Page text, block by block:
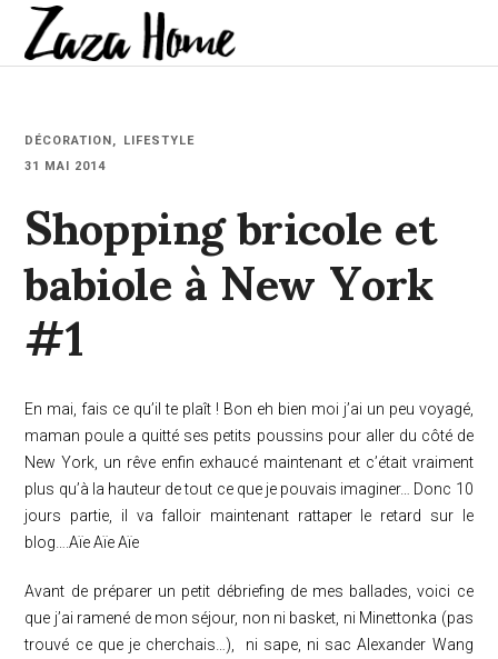
DÉCORATION
LIFESTYLE
31 MAI 2014
Shopping bricole et
babiole à New York
#1
En mai, fais ce qu’il te plaît ! Bon eh bien moi j’ai un peu voyagé,
maman poule a quitté ses petits poussins pour aller du côté de
New York, un rêve enfin exhaucé maintenant et c’était vraiment
plus qu’à la hauteur de tout ce que je pouvais imaginer… Donc 10
jours partie, il va falloir maintenant rattaper le retard sur le
blog….Aïe Aïe Aïe
Avant de préparer un petit débriefing de mes ballades, voici ce
que j’ai ramené de mon séjour, non ni basket, ni Minettonka (pas
trouvé ce que je cherchais…), ni sape, ni sac Alexander Wang